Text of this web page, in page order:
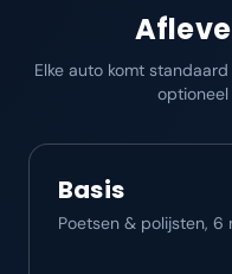
Elke auto komt
optioneel
Basis
Poetsen & polijsten, 6